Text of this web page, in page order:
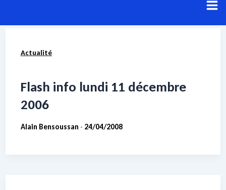
au
Actualité
Flash info lundi 11 décembre
2006
Alain Bensoussan - 24/04/2008